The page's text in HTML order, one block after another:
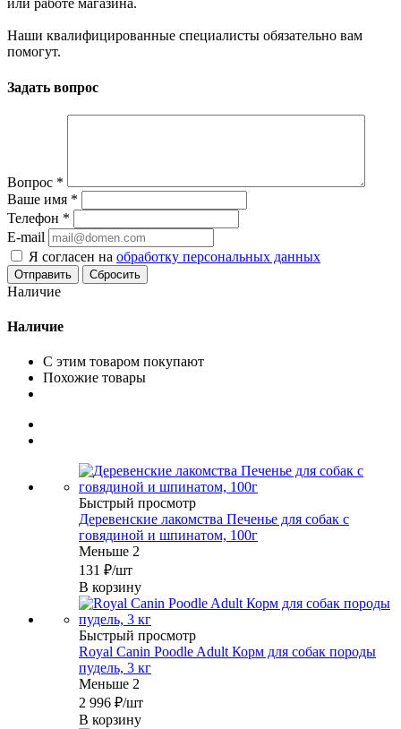
или работе магазина.
Наши квалифицированные специалисты обязательно вам
помогут.
Задать вопрос
Вопрос *
Ваше имя *
Телефон *
E-mail
Я согласен на обработку персональных данных
Сбросить
Наличие
Наличие
С этим товаром покупают
Похожие товары
Быстрый просмотр
Деревенские лакомства Печенье для собак с
говядиной и шпинатом, 100г
Меньше 2
131 ₽/шт
В корзину
Быстрый просмотр
Royal Canin Poodle Adult Корм для собак породы
пудель, 3 кг
Меньше 2
2 996 ₽/шт
В корзину